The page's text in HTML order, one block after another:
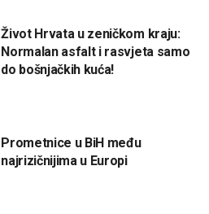
Život Hrvata u zeničkom kraju:
Normalan asfalt i rasvjeta samo
do bošnjačkih kuća!
Prometnice u BiH među
najrizičnijima u Europi